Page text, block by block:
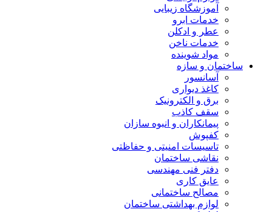
آموزشگاه زیبایی
خدمات ابرو
عطر و ادکلن
خدمات ناخن
مواد شوینده
ساختمان و سازه
آسانسور
کاغذ دیواری
برق و الکترونیک
سقف کاذب
پیمانکاران و انبوه سازان
کفپوش
تاسیسات امنیتی و حفاظتی
نقاشی ساختمان
دفتر فنی مهندسی
عایق کاری
مصالح ساختمانی
لوازم بهداشتی ساختمان